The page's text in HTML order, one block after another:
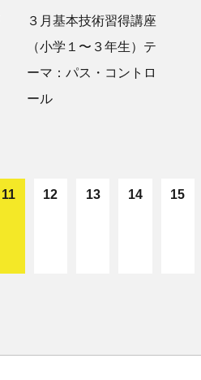
３月基本技術習得講座
（小学１〜３年生）テ
ーマ：パス・コントロ
ール
11 12 13 14 15